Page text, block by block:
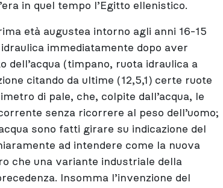
in quel tempo l’Egitto ellenistico.
età augustea intorno agli anni 16-15
immediatamente dopo aver
(timpano, ruota idraulica a
citando da ultime (12,5,1) certe ruote
di pale, che, colpite dall’acqua, le
senza ricorrere al peso dell’uomo;
sono fatti girare su indicazione del
ad intendere come la nuova
che una variante industriale della
Insomma l’invenzione del